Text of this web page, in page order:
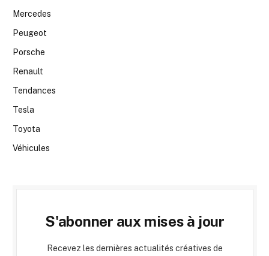
Mercedes
Peugeot
Porsche
Renault
Tendances
Tesla
Toyota
Véhicules
S'abonner aux mises à jour
Recevez les dernières actualités créatives de